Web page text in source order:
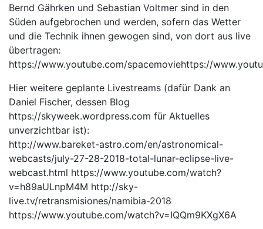
Bernd Gährken und Sebastian Voltmer sind in den
Süden aufgebrochen und werden, sofern das Wetter
und die Technik ihnen gewogen sind, von dort aus live
übertragen:
https://www.youtube.com/spacemoviehttps://
Hier weitere geplante Livestreams (dafür Dank an
Daniel Fischer, dessen Blog
https://skyweek.wordpress.com für Aktuelles
unverzichtbar ist):
http://www.bareket-astro.com/en/astronomical-
webcasts/july-27-28-2018-total-lunar-eclipse-live-
webcast.html https://www.youtube.com/watch?
v=h89aULnpM4M http://sky-
live.tv/retransmisiones/namibia-2018
https://www.youtube.com/watch?v=IQQm9KXgX6A